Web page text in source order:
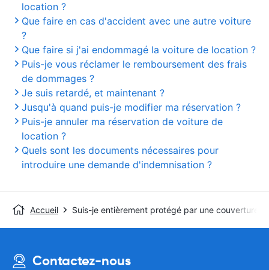
location ?
Que faire en cas d'accident avec une autre voiture
?
Que faire si j'ai endommagé la voiture de location ?
Puis-je vous réclamer le remboursement des frais
de dommages ?
Je suis retardé, et maintenant ?
Jusqu'à quand puis-je modifier ma réservation ?
Puis-je annuler ma réservation de voiture de
location ?
Quels sont les documents nécessaires pour
introduire une demande d'indemnisation ?
Accueil Suis-je entièrement protégé par une couverture
Contactez-nous